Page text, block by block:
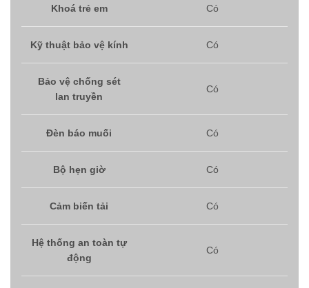
Khoá trẻ em Có
Kỹ thuật bảo vệ kính Có
Bảo vệ chống sét
lan truyền
Có
Đèn báo muối Có
Bộ hẹn giờ Có
Cảm biến tải Có
Hệ thống an toàn tự
động
Có